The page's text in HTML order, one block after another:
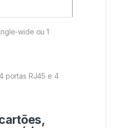
wide ou 1
portas RJ45 e 4